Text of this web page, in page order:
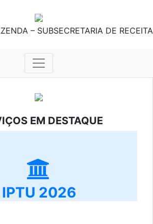
– SUBSECRETARIA DE RECEITA
EM DESTAQUE
IPTU 2026